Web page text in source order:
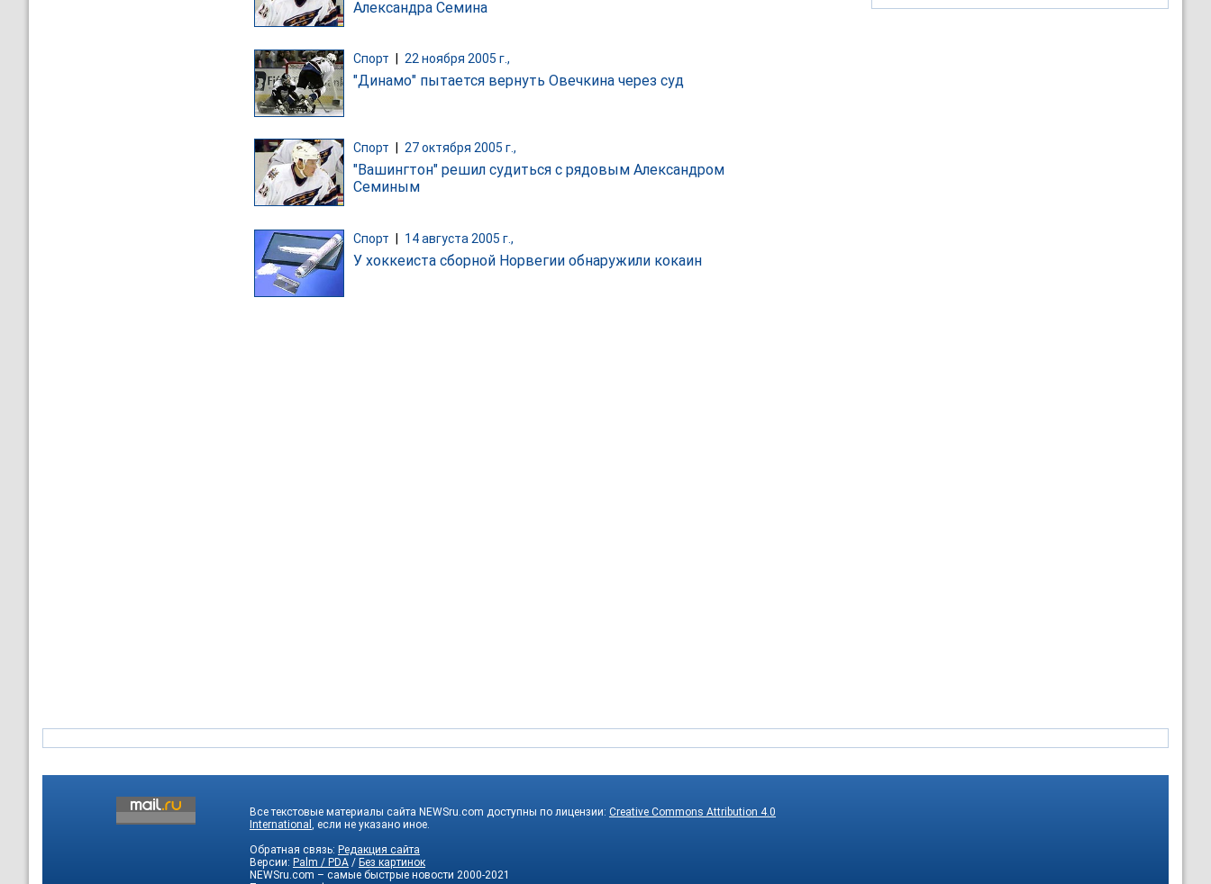
Александра Семина
Спорт 22 ноября 2005 г.,
"Динамо" пытается вернуть Овечкина через суд
Спорт 27 октября 2005 г.,
"Вашингтон" решил судиться с рядовым Александром
Семиным
Спорт | 14 августа 2005 г.,
У хоккеиста сборной Норвегии обнаружили кокаин
Все текстовые материалы сайта NEWSru.com доступны по лицензии: Creative Commons Attribution 4.0
International
, если не указано иное.
Обратная связь: Редакция сайта
Версии: Palm / PDA / Без картинок
NEWSru.com – самые быстрые новости 2000-2021